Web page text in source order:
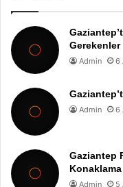
Gerekenler
Admin 6
Admin 6
Gaziantep
Admin 5